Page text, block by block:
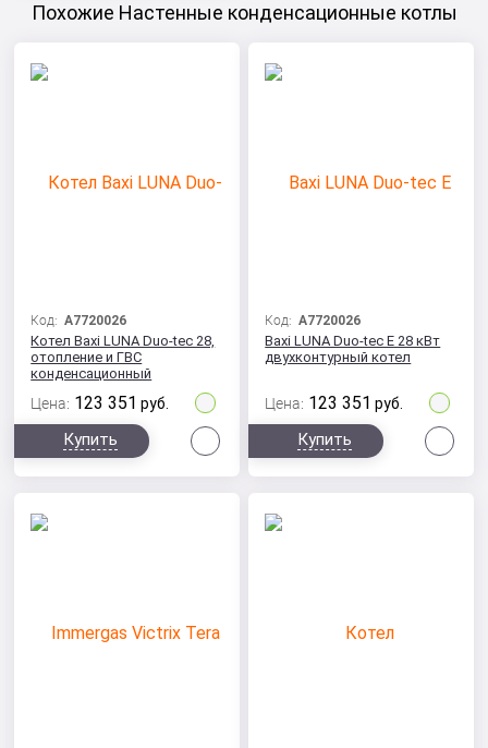
Похожие Настенные конденсационные котлы
Код:A7720026
Котел Baxi LUNA Duo-tec 28,
отопление и ГВС
конденсационный
Цена: 123 351 руб.
Купить
Код:A7720026
Baxi LUNA Duo-tec E 28 кВт
двухконтурный котел
Цена: 123 351 руб.
Купить